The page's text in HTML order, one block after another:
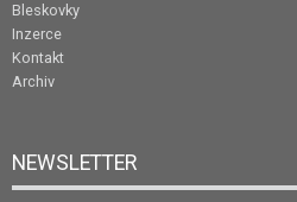
Bleskovky
Inzerce
Kontakt
Archiv
NEWSLETTER